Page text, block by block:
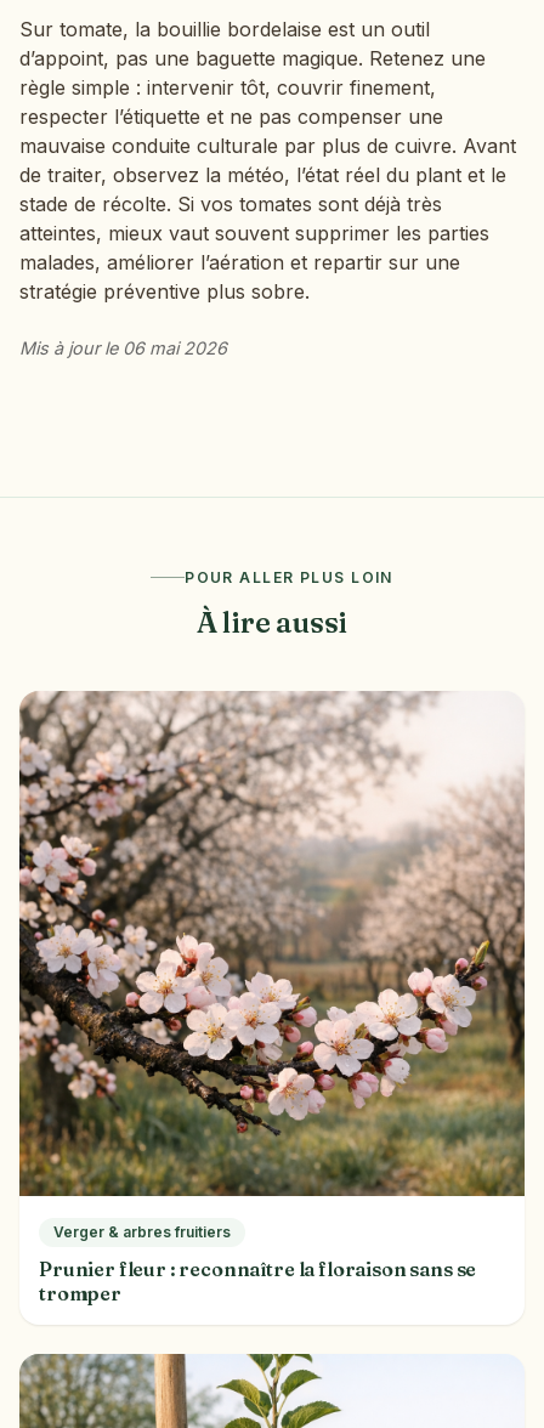
Sur tomate, la bouillie bordelaise est un outil
d’appoint, pas une baguette magique. Retenez une
règle simple : intervenir tôt, couvrir finement,
respecter l’étiquette et ne pas compenser une
mauvaise conduite culturale par plus de cuivre. Avant
de traiter, observez la météo, l’état réel du plant et le
stade de récolte. Si vos tomates sont déjà très
atteintes, mieux vaut souvent supprimer les parties
malades, améliorer l’aération et repartir sur une
stratégie préventive plus sobre.
Mis à jour le 06 mai 2026
POUR ALLER PLUS LOIN
À lire aussi
Verger & arbres fruitiers
Prunier fleur : reconnaître la floraison sans se
tromper